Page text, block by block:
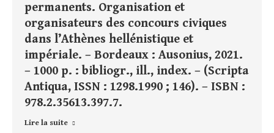
permanents. Organisation et
organisateurs des concours civiques
dans l’Athènes hellénistique et
impériale. – Bordeaux : Ausonius, 2021.
– 1000 p. : bibliogr., ill., index. – (Scripta
Antiqua, ISSN : 1298.1990 ; 146). – ISBN :
978.2.35613.397.7.
Lire la suite